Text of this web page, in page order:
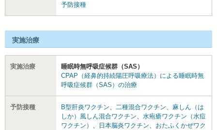
予防接種
実施治療
実施治療
睡眠時無呼吸症候群（SAS）
CPAP（経鼻的持続陽圧呼吸療法）による睡眠時無
呼吸症候群（SAS）の治療
予防接種 B型肝炎ワクチン 二種混合ワクチン
麻しん（は
しか）風しん混合ワクチン
水疱瘡ワクチン（水痘
ワクチン）
日本脳炎ワクチン
おたふくかぜワク